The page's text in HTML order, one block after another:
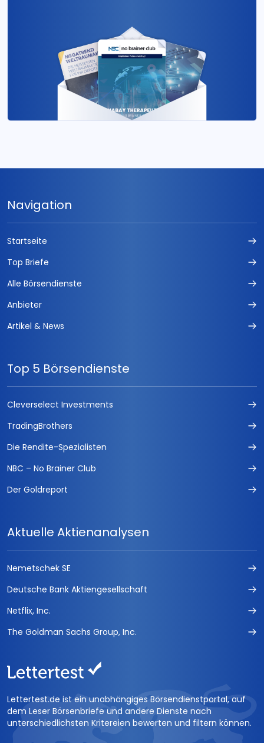
Navigation
Startseite
Top Briefe
Alle Börsendienste
Anbieter
Artikel & News
Top 5 Börsendienste
Cleverselect Investments
TradingBrothers
Die Rendite-Spezialisten
NBC – No Brainer Club
Der Goldreport
Aktuelle Aktienanalysen
Nemetschek SE
Deutsche Bank Aktiengesellschaft
Netflix, Inc.
The Goldman Sachs Group, Inc.
Lettertest.de ist ein unabhängiges Börsendienstportal, auf
dem Leser Börsenbriefe und andere Dienste nach
unterschiedlichsten Kritereien bewerten und filtern können.